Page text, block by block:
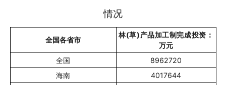
情况
全国各省市
林(草)产品加工制完成投资：
万元
全国
8962720
海南
4017644